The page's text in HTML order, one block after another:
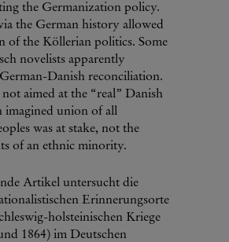
the Germanization policy.
the German history allowed
of the Köllerian politics. Some
novelists apparently
Danish reconciliation.
aimed at the “real” Danish
imagined union of all
was at stake, not the
of an ethnic minority.
Artikel untersucht die
Erinnerungsorte
holsteinischen Kriege
1864) im Deutschen